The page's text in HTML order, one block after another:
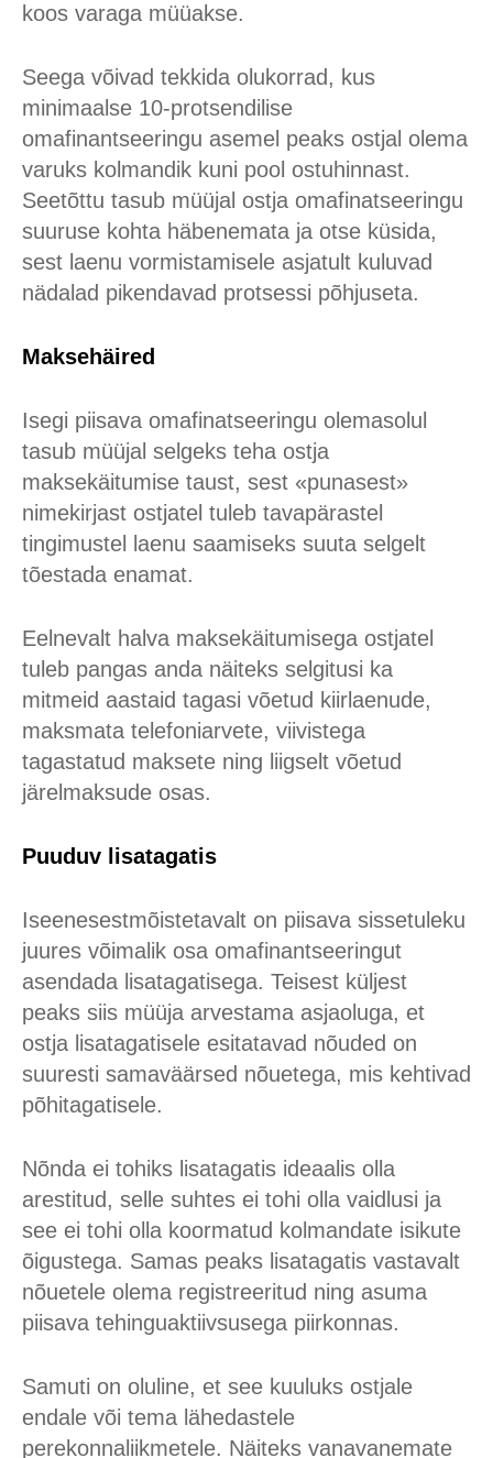
koos varaga müüakse.
Seega võivad tekkida olukorrad, kus
minimaalse 10-protsendilise
omafinantseeringu asemel peaks ostjal olema
varuks kolmandik kuni pool ostuhinnast.
Seetõttu tasub müüjal ostja omafinatseeringu
suuruse kohta häbenemata ja otse küsida,
sest laenu vormistamisele asjatult kuluvad
nädalad pikendavad protsessi põhjuseta.
Maksehäired
Isegi piisava omafinatseeringu olemasolul
tasub müüjal selgeks teha ostja
maksekäitumise taust, sest «punasest»
nimekirjast ostjatel tuleb tavapärastel
tingimustel laenu saamiseks suuta selgelt
tõestada enamat.
Eelnevalt halva maksekäitumisega ostjatel
tuleb pangas anda näiteks selgitusi ka
mitmeid aastaid tagasi võetud kiirlaenude,
maksmata telefoniarvete, viivistega
tagastatud maksete ning liigselt võetud
järelmaksude osas.
Puuduv lisatagatis
Iseenesestmõistetavalt on piisava sissetuleku
juures võimalik osa omafinantseeringut
asendada lisatagatisega. Teisest küljest
peaks siis müüja arvestama asjaoluga, et
ostja lisatagatisele esitatavad nõuded on
suuresti samaväärsed nõuetega, mis kehtivad
põhitagatisele.
Nõnda ei tohiks lisatagatis ideaalis olla
arestitud, selle suhtes ei tohi olla vaidlusi ja
see ei tohi olla koormatud kolmandate isikute
õigustega. Samas peaks lisatagatis vastavalt
nõuetele olema registreeritud ning asuma
piisava tehinguaktiivsusega piirkonnas.
Samuti on oluline, et see kuuluks ostjale
endale või tema lähedastele
perekonnaliikmetele. Näiteks vanavanemate